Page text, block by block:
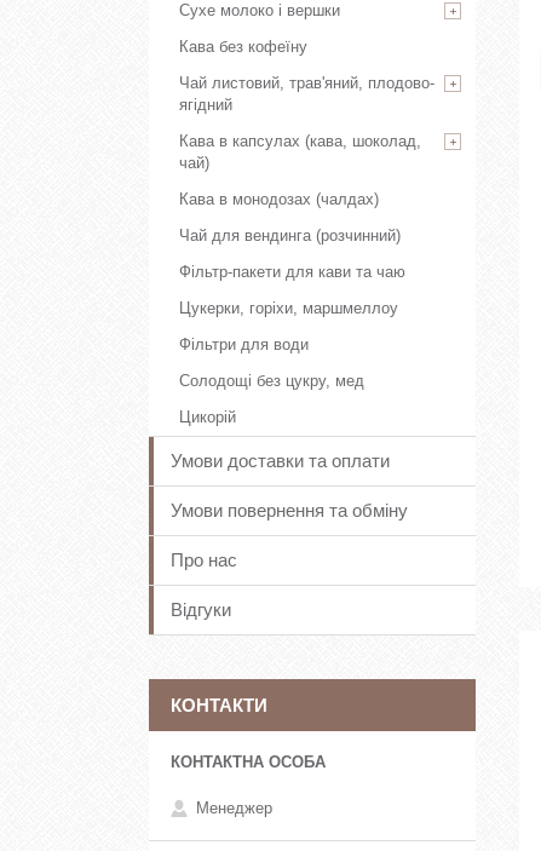
Сухе молоко і вершки
Кава без кофеїну
Чай листовий, трав'яний, плодово-
ягідний
Кава в капсулах (кава, шоколад,
чай)
Кава в монодозах (чалдах)
Чай для вендинга (розчинний)
Фільтр-пакети для кави та чаю
Цукерки, горіхи, маршмеллоу
Фільтри для води
Солодощі без цукру, мед
Цикорій
Умови доставки та оплати
Умови повернення та обміну
Про нас
Відгуки
КОНТАКТИ
Менеджер